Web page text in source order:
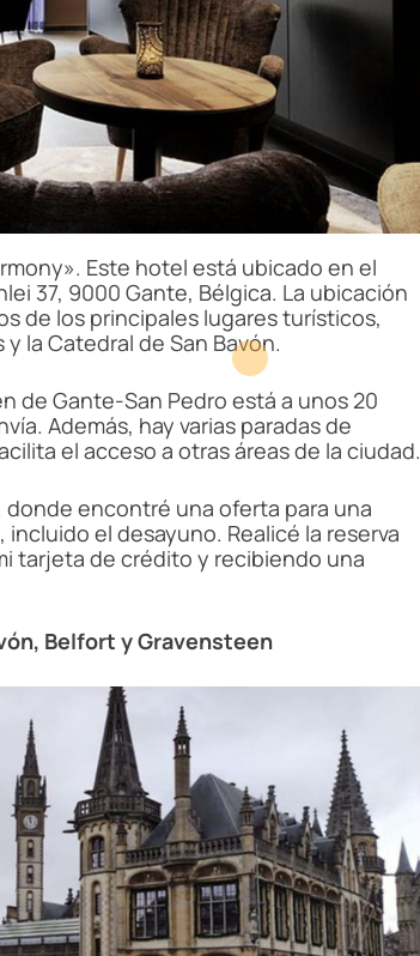
Este hotel está ubicado en el
37, 9000 Gante, Bélgica. La ubicación
de los principales lugares turísticos,
la Catedral de San Bavón.
de Gante-San Pedro está a unos 20
Además, hay varias paradas de
el acceso a otras áreas de la ciudad.
encontré una oferta para una
el desayuno. Realicé la reserva
tarjeta de crédito y recibiendo una
Belfort y Gravensteen